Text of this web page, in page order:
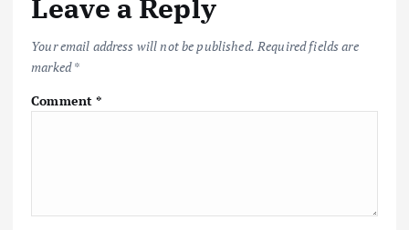
Leave a Reply
Your email address will not be published. Required fields are
marked*
Comment*